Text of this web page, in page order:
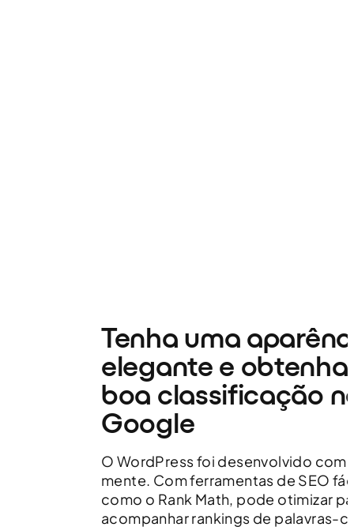
Tenha uma
elegante e
boa classificação
Google
O WordPress foi desenvolvido com
mente. Com ferramentas de SEO
como o Rank Math, pode otimizar
acompanhar rankings de palavras-